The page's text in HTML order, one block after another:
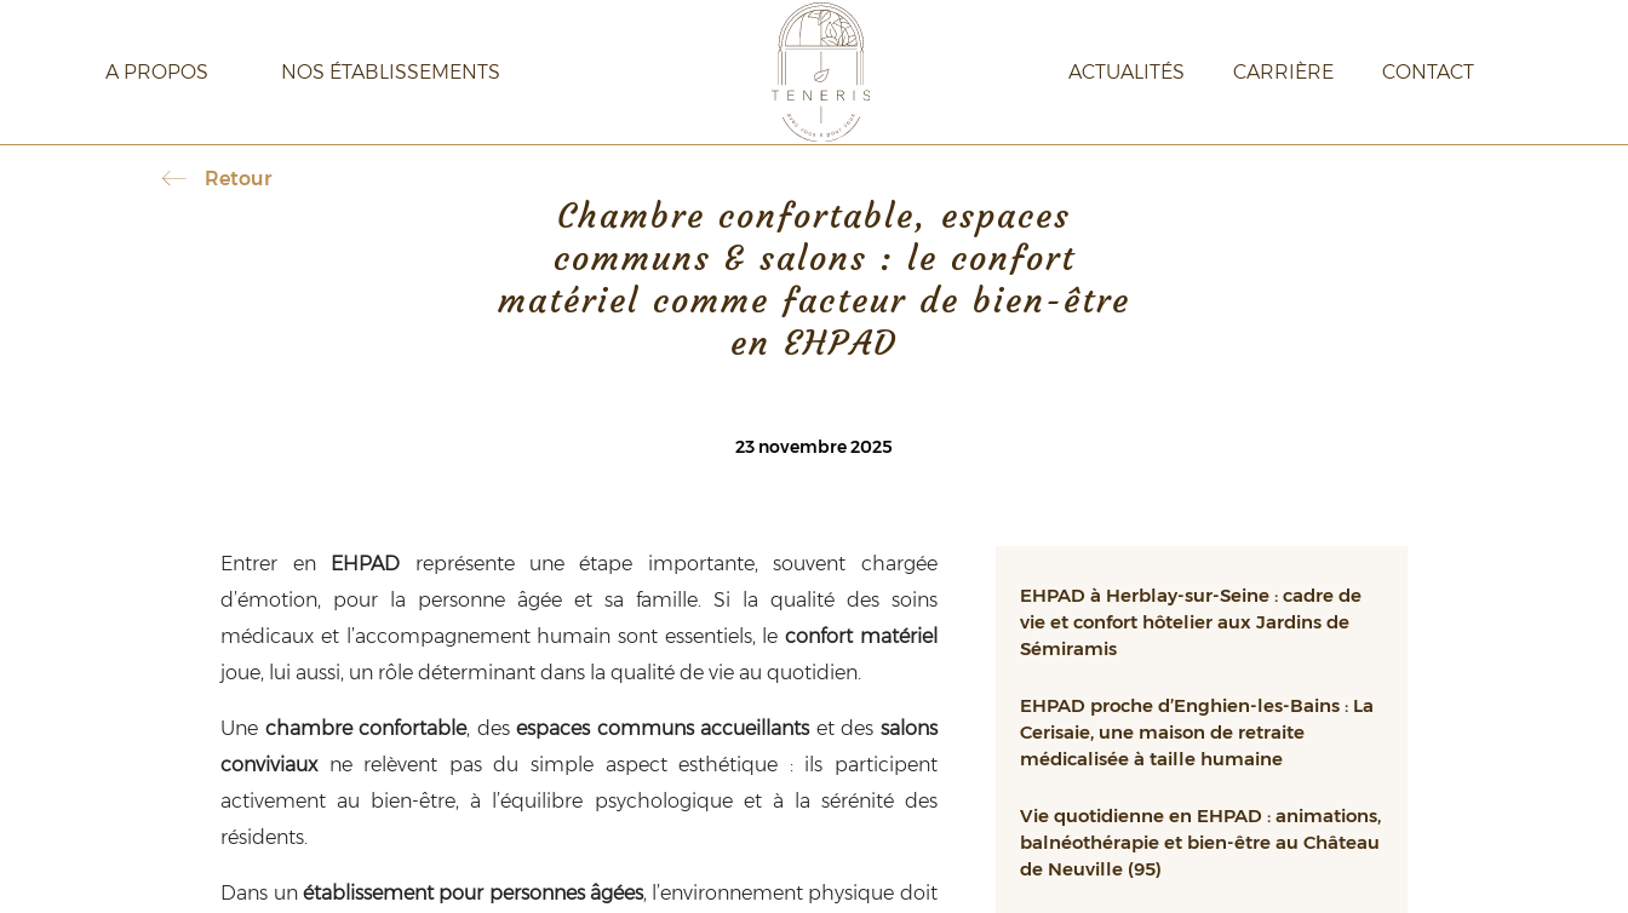
A PROPOS NOS ÉTABLISSEMENTS ACTUALITÉS CARRIÈRE CONTACT
Retour
Chambre confortable, espaces
communs & salons : le confort
matériel comme facteur de bien-être
en EHPAD
23 novembre 2025
Entrer en EHPAD représente une étape importante, souvent chargée
d’émotion, pour la personne âgée et sa famille. Si la qualité des soins
médicaux et l’accompagnement humain sont essentiels, leconfort matériel
joue, lui aussi, un rôle déterminant dans la qualité de vie au quotidien.
Une chambre confortable, desespaces communs accueillantset des salons
conviviauxne relèvent pas du simple aspect esthétique : ils participent
activement au bien-être, à l’équilibre psychologique et à la sérénité des
résidents.
Dans un établissement pour personnes âgées, l’environnement physique doit
EHPAD à Herblay-sur-Seine : cadre de
vie et confort hôtelier aux Jardins de
Sémiramis
EHPAD proche d’Enghien-les-Bains : La
Cerisaie, une maison de retraite
médicalisée à taille humaine
Vie quotidienne en EHPAD : animations,
balnéothérapie et bien-être au Château
de Neuville (95)